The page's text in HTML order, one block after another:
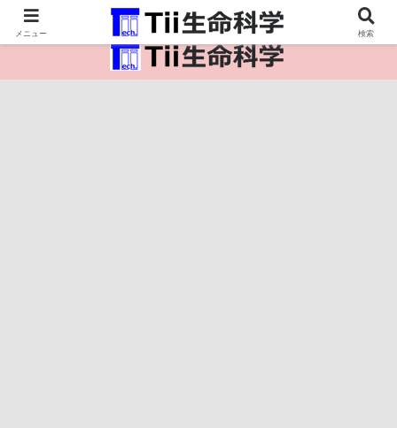
医療保健・生命・生物の情報インフラ。
メニュー 検索